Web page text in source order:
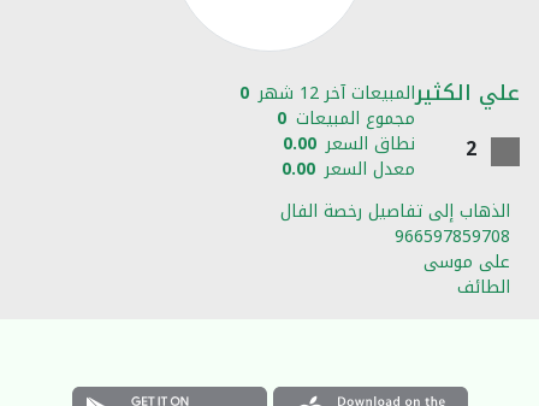
علي الكثير
2
المبيعات آخر 12 شهر 0
مجموع المبيعات 0
نطاق السعر 0.00
معدل السعر 0.00
الذهاب إلى تفاصيل رخصة الفال
966597859708
على موسى
الطائف